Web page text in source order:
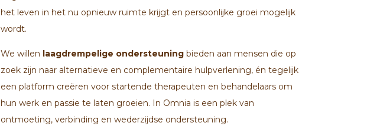
het leven in het nu opnieuw ruimte krijgt en persoonlijke groei mogelijk
wordt.
We willen laagdrempelige ondersteuningbieden aan mensen die op
zoek zijn naar alternatieve en complementaire hulpverlening, én tegelijk
een platform creëren voor startende therapeuten en behandelaars om
hun werk en passie te laten groeien. In Omnia is een plek van
ontmoeting, verbinding en wederzijdse ondersteuning.